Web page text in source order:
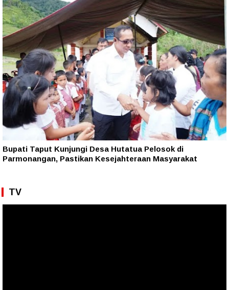
Bupati Taput Kunjungi Desa Hutatua Pelosok di
Parmonangan, Pastikan Kesejahteraan Masyarakat
TV